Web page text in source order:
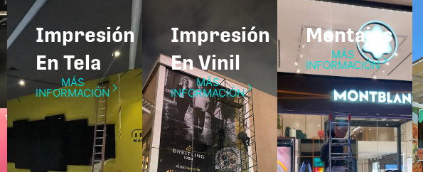
Impresión
En Tela
MÁS
INFORMACIÓN
Impresión
En Vinil
MÁS
INFORMACIÓN
Montajes
MÁS
INFORMACIÓN